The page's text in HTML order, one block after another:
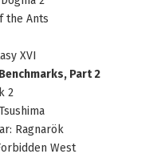
the Ants
XVI
Part 2
2
Ragnarök
West